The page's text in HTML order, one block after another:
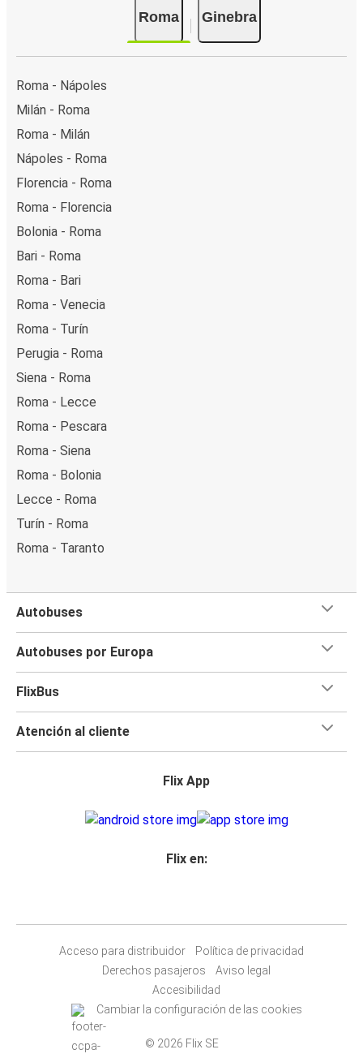
Roma Ginebra
Roma - Nápoles
Milán - Roma
Roma - Milán
Nápoles - Roma
Florencia - Roma
Roma - Florencia
Bolonia - Roma
Bari - Roma
Roma - Bari
Roma - Venecia
Roma - Turín
Perugia - Roma
Siena - Roma
Roma - Lecce
Roma - Pescara
Roma - Siena
Roma - Bolonia
Lecce - Roma
Turín - Roma
Roma - Taranto
Autobuses
Autobuses por Europa
FlixBus
Atención al cliente
Flix App
Flix en:
Acceso para distribuidor
Política de privacidad
Derechos pasajeros
Aviso legal
Accesibilidad
Cambiar la configuración de las cookies
© 2026 Flix SE